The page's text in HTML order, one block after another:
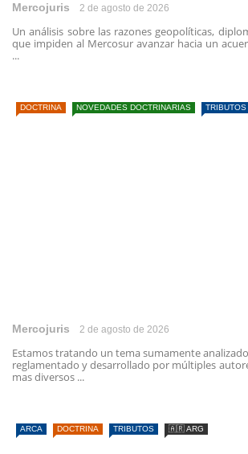
Mercojuris 2 de agosto de 2026
Un análisis sobre las razones geopolíticas,
que impiden al Mercosur avanzar hacia un
...
DOCTRINA NOVEDADES DOCTRINARIAS TRIBUTOS
Mercojuris 2 de agosto de 2026
Estamos tratando un tema sumamente
reglamentado y desarrollado por múltiples
mas diversos ...
ARCA DOCTRINA TRIBUTOS 🇦🇷 ARG